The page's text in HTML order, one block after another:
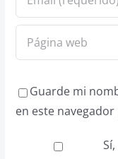
Guarde mi
en este